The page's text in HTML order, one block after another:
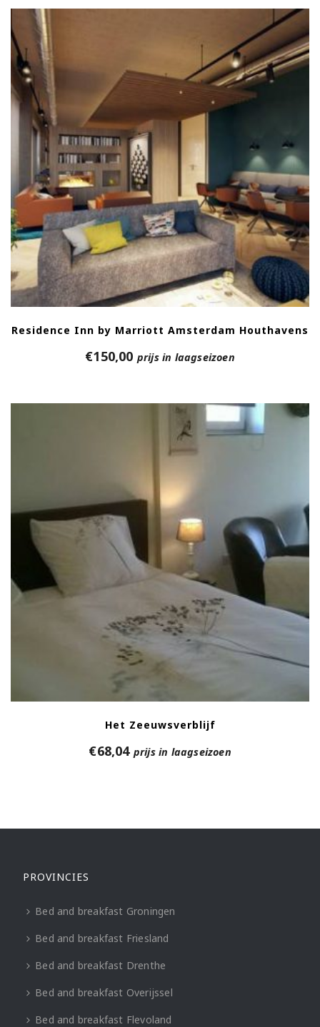
Residence Inn by Marriott Amsterdam Houthavens
€150,00 prijs in laagseizoen
Het Zeeuwsverblijf
€68,04 prijs in laagseizoen
PROVINCIES
Bed and breakfast Groningen
Bed and breakfast Friesland
Bed and breakfast Drenthe
Bed and breakfast Overijssel
Bed and breakfast Flevoland